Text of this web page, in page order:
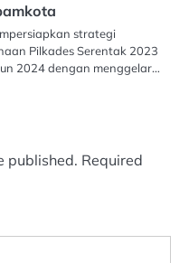
strategi
Pilkades Serentak 2023
2024 dengan menggelar…
published. Required